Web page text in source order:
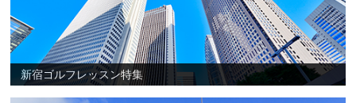
新宿ゴルフレッスン特集